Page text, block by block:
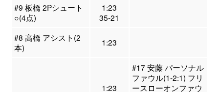
#9 板橋 2Pシュート
○(4点)
1:23
35-21
#8 高橋 アシスト(2
本)
1:23
1:23
#17 安藤 パーソナル
ファウル(1-2:1) フリ
ースローオンファウ